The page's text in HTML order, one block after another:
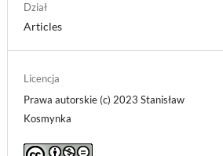
Dział
Articles
Licencja
Prawa autorskie (c) 2023 Stanisław
Kosmynka